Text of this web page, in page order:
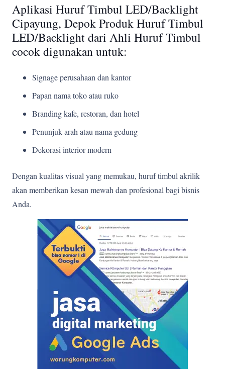
Aplikasi Huruf Timbul LED/Backlight
Cipayung, Depok Produk Huruf Timbul
LED/Backlight dari Ahli Huruf Timbul
cocok digunakan untuk:
Signage perusahaan dan kantor
Papan nama toko atau ruko
Branding kafe, restoran, dan hotel
Penunjuk arah atau nama gedung
Dekorasi interior modern
Dengan kualitas visual yang memukau, huruf timbul akrilik
akan memberikan kesan mewah dan profesional bagi bisnis
Anda.